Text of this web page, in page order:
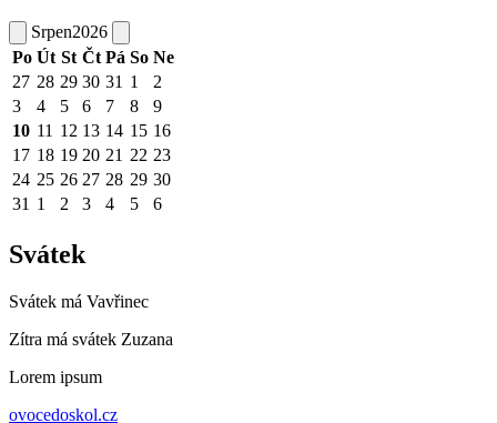
Srpen2026
Po Út St Čt Pá So Ne
27 28 29 30 31 1
2
3
4 5 6 7 8
9
10 11 12 13 14 15 16
17 18 19 20 21 22 23
24 25 26 27 28 29 30
31 1 2 3 4 5 6
Svátek
Svátek má Vavřinec
Zítra má svátek Zuzana
Lorem ipsum
ovocedoskol.cz